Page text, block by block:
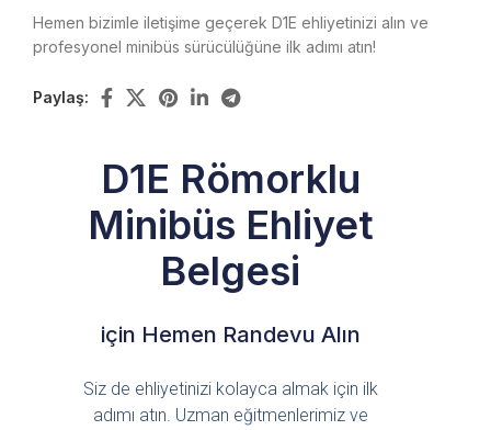
D1E Römorklu
Minibüs Ehliyet
Belgesi
için Hemen Randevu Alın
Siz de ehliyetinizi kolayca almak için ilk
adımı atın. Uzman eğitmenlerimiz ve
Hemen bizimle iletişime geçerek D1E ehliyetinizi alın ve
profesyonel minibüs sürücülüğüne ilk adımı atın!
Paylaş: